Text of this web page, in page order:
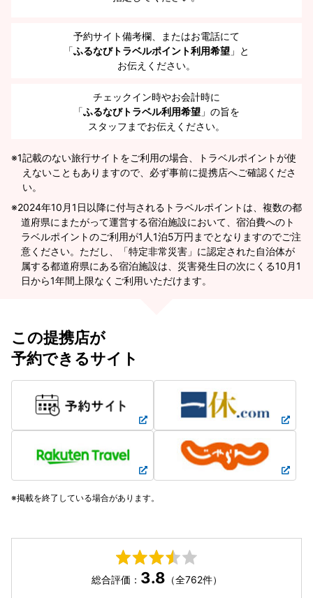
予約サイト備考欄、またはお電話にて
「ふるなびトラベルポイント利用希望 」と
お伝えください。
チェックイン時やお会計時に
「ふるなびトラベル利用希望 」の旨を
スタッフまでお伝えください。
※1記載のない旅行サイトをご利用の場合、トラベルポイントが使
えないこともありますので、必ず事前に提携店へご確認くださ
い。
2024年10月1日以降に付与されるトラベルポイントは、複数の都
道府県にまたがって運営する宿泊施設において、宿泊費へのト
ラベルポイントのご利用が1人1泊5万円までとなりますのでご注
意ください。ただし、「特定非常災害」に認定された自治体が
属する都道府県にある宿泊施設は、災害発生日の次にくる10月1
日から1年間上限なくご利用いただけます。
この提携店が
予約できるサイト
掲載を終了している場合があります。
総合評価： 3.8 （全762件）